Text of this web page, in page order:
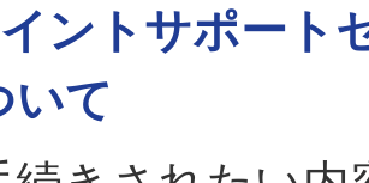
ントサポート
いて